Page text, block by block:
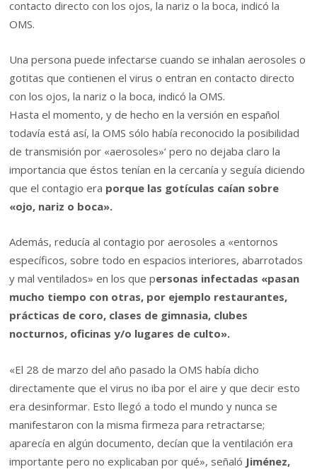
Una persona puede infectarse cuando se inhalan aerosoles o
gotitas que contienen el virus o entran en contacto directo
con los ojos, la nariz o la boca, indicó la OMS.
Hasta el momento, y de hecho en la versión en español
todavía está así, la OMS sólo había reconocido la posibilidad
de transmisión por «aerosoles»‘ pero no dejaba claro la
importancia que éstos tenían en la cercanía y seguía diciendo
que el contagio era porque las gotículas caían sobre
«ojo, nariz o boca».
Además, reducía al contagio por aerosoles a «entornos
específicos, sobre todo en espacios interiores, abarrotados
y mal ventilados» en los que personas infectadas «pasan
mucho tiempo con otras, por ejemplo restaurantes,
prácticas de coro, clases de gimnasia, clubes
nocturnos, oficinas y/o lugares de culto».
«El 28 de marzo del año pasado la OMS había dicho
directamente que el virus no iba por el aire y que decir esto
era desinformar. Esto llegó a todo el mundo y nunca se
manifestaron con la misma firmeza para retractarse;
aparecía en algún documento, decían que la ventilación era
importante pero no explicaban por qué», señaló Jiménez,